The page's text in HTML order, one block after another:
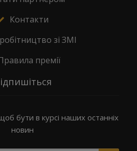
Контакти
зі ЗМІ
премії
бути в курсі наших останніх
новин